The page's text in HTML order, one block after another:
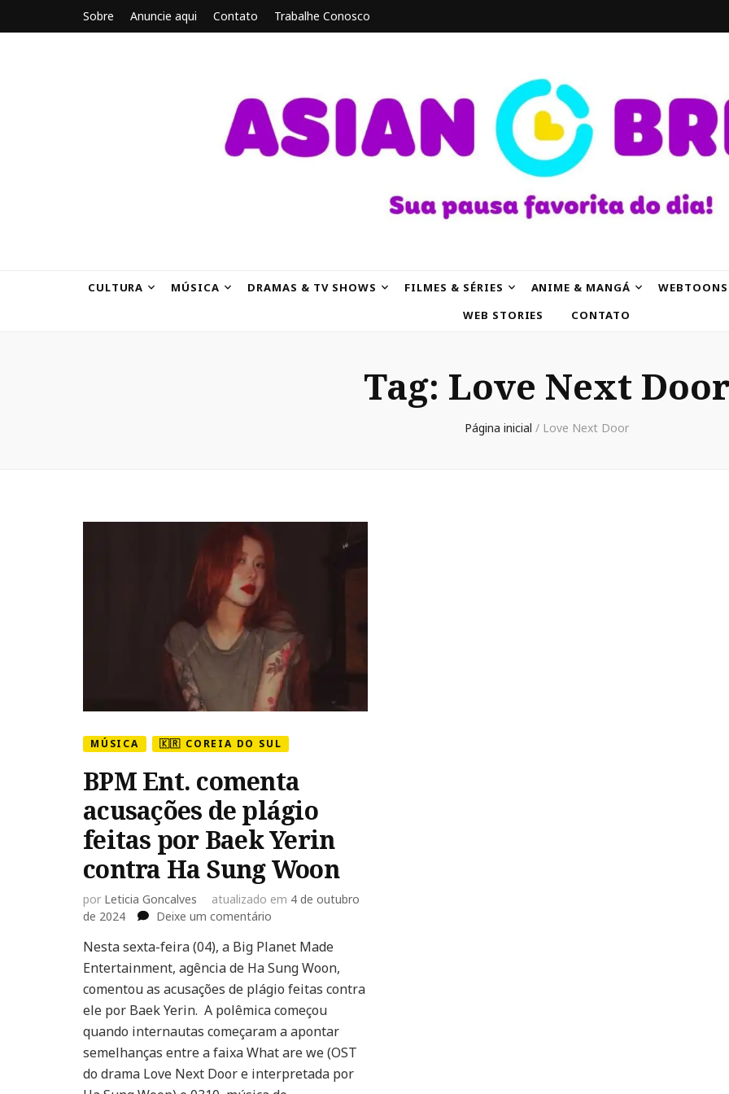
Sobre Anuncie aqui Contato Trabalhe Conosco
CULTURA MÚSICA DRAMAS & TV SHOWS FILMES & SÉRIES ANIME & MANGÁ
WEBTOONS
WEB STORIES
CONTATO
Tag: Love Next
Página inicial / Love Next Door
MÚSICA 🇰🇷 COREIA DO SUL
BPM Ent. comenta
acusações de plágio
feitas por Baek Yerin
contra Ha Sung Woon
por Leticia Goncalves atualizado em 4 de outubro
de 2024
Deixe um comentário
Ent.
comenta
acusações
de
plágio
feitas
por
Baek
Yerin
Nesta sexta-feira (04), a Big Planet Made
Entertainment, agência de Ha Sung Woon,
comentou as acusações de plágio feitas contra
ele por Baek Yerin. A polêmica começou
quando internautas começaram a apontar
semelhanças entre a faixa What are we (OST
do drama Love Next Door e interpretada por